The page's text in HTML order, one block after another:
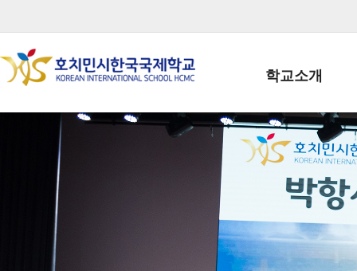
학교소개
학교장인사말
학생회장인사말
학교상징
학교 CI
교직원현황